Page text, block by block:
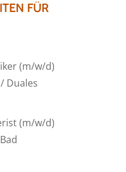
FÜR
(m/w/d)
Duales
(m/w/d)